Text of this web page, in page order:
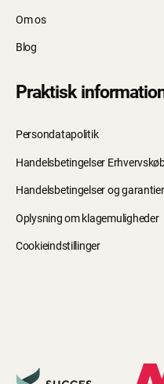
Om os
Blog
Praktisk
Persondatapolitik
Handelsbetingelser
Handelsbetingelser og
Oplysning om klagemuligheder
Cookieindstillinger